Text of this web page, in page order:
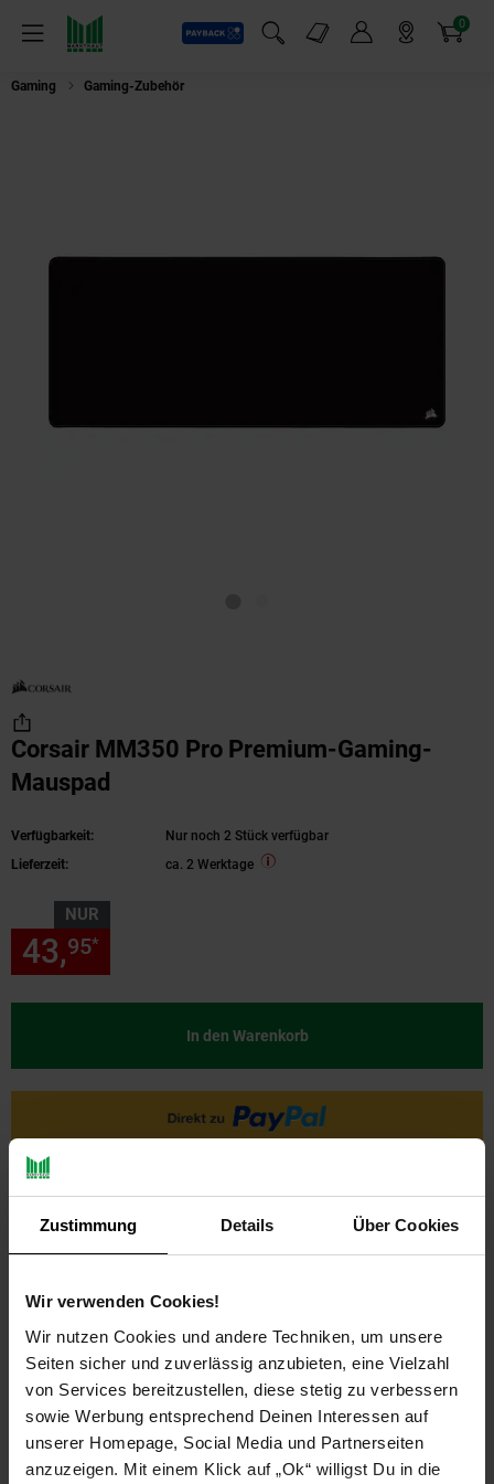
Zustimmung Details Über Cookies
Wir verwenden Cookies!
Wir nutzen Cookies und andere Techniken, um unsere
Seiten sicher und zuverlässig anzubieten, eine Vielzahl
von Services bereitzustellen, diese stetig zu verbessern
sowie Werbung entsprechend Deinen Interessen auf
unserer Homepage, Social Media und Partnerseiten
anzuzeigen. Mit einem Klick auf „Ok“ willigst Du in die
Menü
Payback
Suchfeld einblenden
Markt-Angebote 0
Artikel
Gaming Gaming-Zubehör
Corsair MM350 Pro Premium-Gaming-
Mauspad
Verfügbarkeit:
Nur noch 2 Stück verfügbar
Lieferzeit:
ca. 2 Werktage
NUR
43,95*
In den Warenkorb
PAYBACK
Payback Punkte